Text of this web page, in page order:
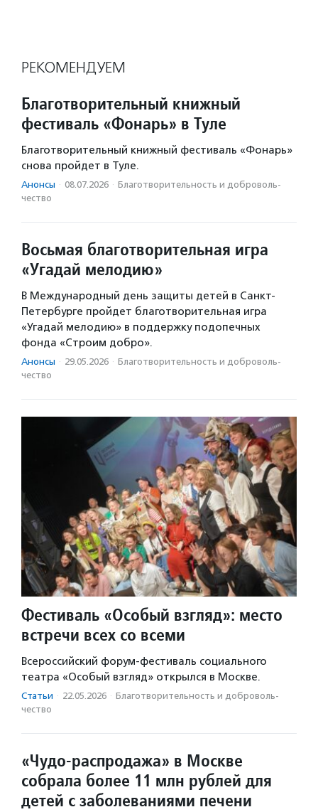
РЕКОМЕНДУЕМ
Благотворительный книжный
фестиваль «Фонарь» в Туле
Благотворительный книжный фестиваль «Фонарь»
снова пройдет в Туле.
Анонсы · 08.07.2026 · Благотвори­тель­ность и доброволь­
чест­во
Восьмая благотворительная игра
«Угадай мелодию»
В Международный день защиты детей в Санкт-
Петербурге пройдет благотворительная игра
«Угадай мелодию» в поддержку подопечных
фонда «Строим добро».
Анонсы · 29.05.2026 · Благотвори­тель­ность и доброволь­
чест­во
Фестиваль «Особый взгляд»: место
встречи всех со всеми
Всероссийский форум-фестиваль социального
театра «Особый взгляд» открылся в Москве.
Статьи · 22.05.2026 · Благотвори­тель­ность и доброволь­
чест­во
«Чудо-распродажа» в Москве
собрала более 11 млн рублей для
детей с заболеваниями печени